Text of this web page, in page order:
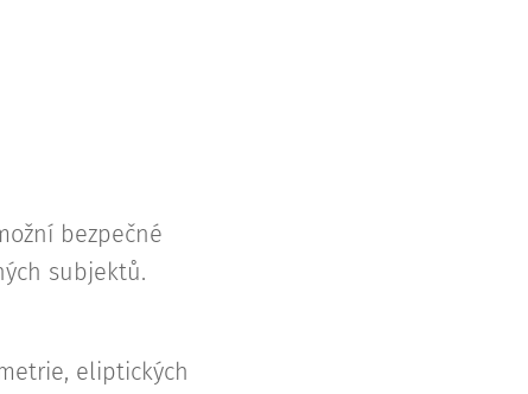
bezpečné
subjektů.
eliptických